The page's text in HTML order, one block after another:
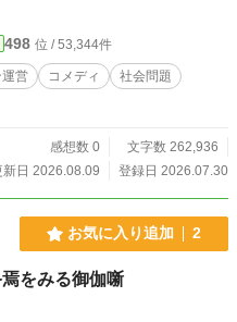
ークエルフ商人。三人の足りないも
、駆はもう一つの謎に近づいていく
宮に呑まれたのか。 法の抜け穴
絶賛連載中。
498 位 / 53,344件
営 コメディ
社会問題
感想数 0
文字数 262,936
新日 2026.08.09
登録日 2026.07.30
お気に入り追加 2
をみる御伽噺